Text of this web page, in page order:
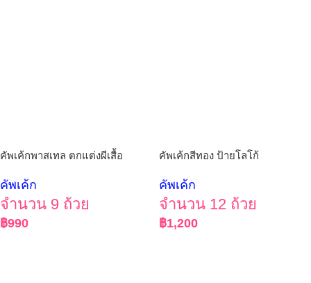
คัพเค้กพาสเทล ตกแต่งผีเสื้อ
คัพเค้ก
จำนวน 9 ถ้วย
฿990
คัพเค้กสีทอง ป้ายโลโก้
คัพเค้ก
จำนวน 12 ถ้วย
฿1,200